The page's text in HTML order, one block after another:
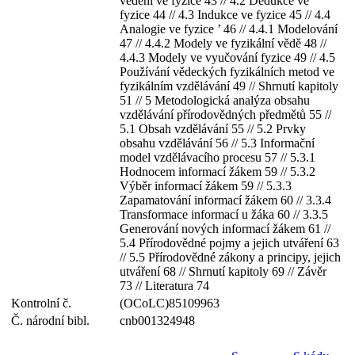
fyzice 44 // 4.3 Indukce ve fyzice 45 // 4.4
Analogie ve fyzice ’ 46 // 4.4.1 Modelování
47 // 4.4.2 Modely ve fyzikální vědě 48 //
4.4.3 Modely ve vyučování fyzice 49 // 4.5
Používání vědeckých fyzikálních metod ve
fyzikálním vzdělávání 49 // Shrnutí kapitoly
51 // 5 Metodologická analýza obsahu
vzdělávání přírodovědných předmětů 55 //
5.1 Obsah vzdělávání 55 // 5.2 Prvky
obsahu vzdělávání 56 // 5.3 Informační
model vzdělávacího procesu 57 // 5.3.1
Hodnocem informací žákem 59 // 5.3.2
Výběr informací žákem 59 // 5.3.3
Zapamatování informací žákem 60 // 3.3.4
Transformace informací u žáka 60 // 3.3.5
Generování nových informací žákem 61 //
5.4 Přírodovědné pojmy a jejich utváření 63
// 5.5 Přírodovědné zákony a principy, jejich
utváření 68 // Shrnutí kapitoly 69 // Závěr
73 // Literatura 74
Kontrolní č.
(OCoLC)85109963
Č. národní bibl.
cnb001324948